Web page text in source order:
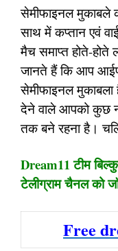
सेमीफाइनल मुकाबले
साथ में कप्तान एवं
मैच समाप्त होते-होते
जानते हैं कि आप
सेमीफाइनल
देने वाले आपको कुछ
तक बने रहना है।
Dream11 टीम
टेलीग्राम चैनल को
Free